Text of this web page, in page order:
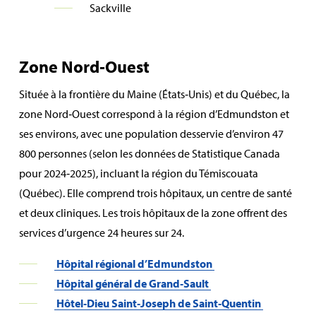
Sackville
Zone Nord‑Ouest
Située à la frontière du Maine (États‑Unis) et du Québec, la
zone Nord‑Ouest correspond à la région d’Edmundston et
ses environs, avec une population desservie d’environ 47
800 personnes (selon les données de Statistique Canada
pour 2024‑2025), incluant la région du Témiscouata
(Québec). Elle comprend trois hôpitaux, un centre de santé
et deux cliniques. Les trois hôpitaux de la zone offrent des
services d’urgence 24 heures sur 24.
Hôpital régional d’Edmundston
Hôpital général de Grand‑Sault
Hôtel‑Dieu Saint‑Joseph de Saint‑Quentin